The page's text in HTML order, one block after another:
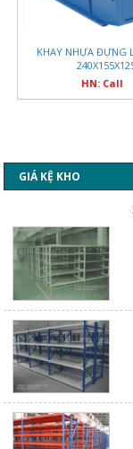
KHAY NHỰA ĐỰNG
HN: Call
GIÁ KỆ KHO